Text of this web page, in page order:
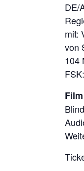
DE/
mit:
von
104